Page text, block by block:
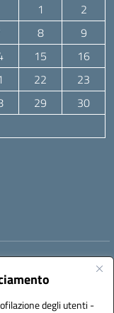
degli utenti -
1
2
8
9
15
16
22
23
29
30